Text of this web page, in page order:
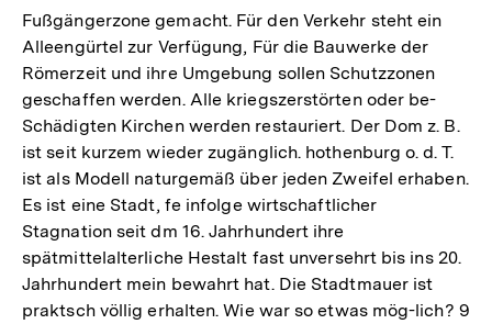
Fußgängerzone gemacht. Für den Verkehr steht ein
Alleengürtel zur Verfügung, Für die Bauwerke der
Römerzeit und ihre Umgebung sollen Schutzzonen
geschaffen werden. Alle kriegszerstörten oder be-
Schädigten Kirchen werden restauriert. Der Dom z. B.
ist seit kurzem wieder zugänglich. hothenburg o. d. T.
ist als Modell naturgemäß über jeden Zweifel erhaben.
Es ist eine Stadt, fe infolge wirtschaftlicher
Stagnation seit dm 16. Jahrhundert ihre
spätmittelalterliche Hestalt fast unversehrt bis ins 20.
Jahrhundert mein bewahrt hat. Die Stadtmauer ist
praktsch völlig erhalten. Wie war so etwas mög-lich? 9